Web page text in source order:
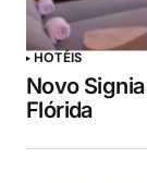
HOTÉIS
Novo
Flórida